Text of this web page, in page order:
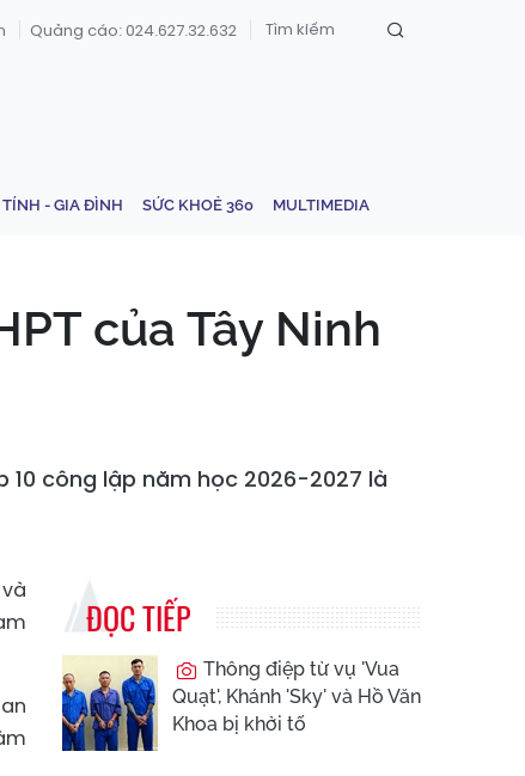
Quảng cáo: 024.627.32.632
TÍNH - GIA ĐÌNH SỨC KHOẺ 360 MULTIMEDIA
của Tây Ninh
10 công lập năm học 2026-2027 là
ĐỌC TIẾP
Thông điệp từ vụ 'Vua
Quạt', Khánh 'Sky' và Hồ Văn
Khoa bị khởi tố